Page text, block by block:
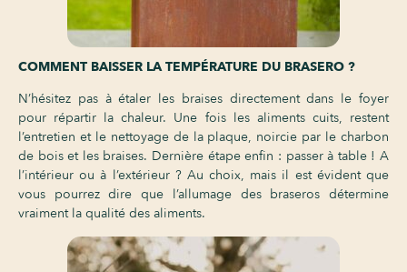
COMMENT BAISSER LA TEMPÉRATURE DU BRASERO ?
N’hésitez pas à étaler les braises directement dans le foyer
pour répartir la chaleur. Une fois les aliments cuits, restent
l’entretien et le nettoyage de la plaque, noircie par le charbon
de bois et les braises. Dernière étape enfin : passer à table ! A
l’intérieur ou à l’extérieur ? Au choix, mais il est évident que
vous pourrez dire que l’allumage des braseros détermine
vraiment la qualité des aliments.